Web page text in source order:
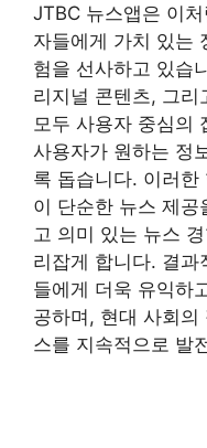
JTBC 뉴스앱은 이
자들에게 가치 있는
험을 선사하고 있습
리지널 콘텐츠, 그리
모두 사용자 중심의
사용자가 원하는 정
록 돕습니다. 이러한
이 단순한 뉴스 제
고 의미 있는 뉴스
리잡게 합니다. 결
들에게 더욱 유익하
공하며, 현대 사회의
스를 지속적으로 발